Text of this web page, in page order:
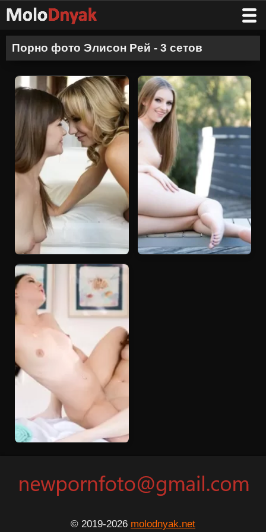
Порно фото Элисон Рей - 3 сетов
© 2019-2026 molodnyak.net